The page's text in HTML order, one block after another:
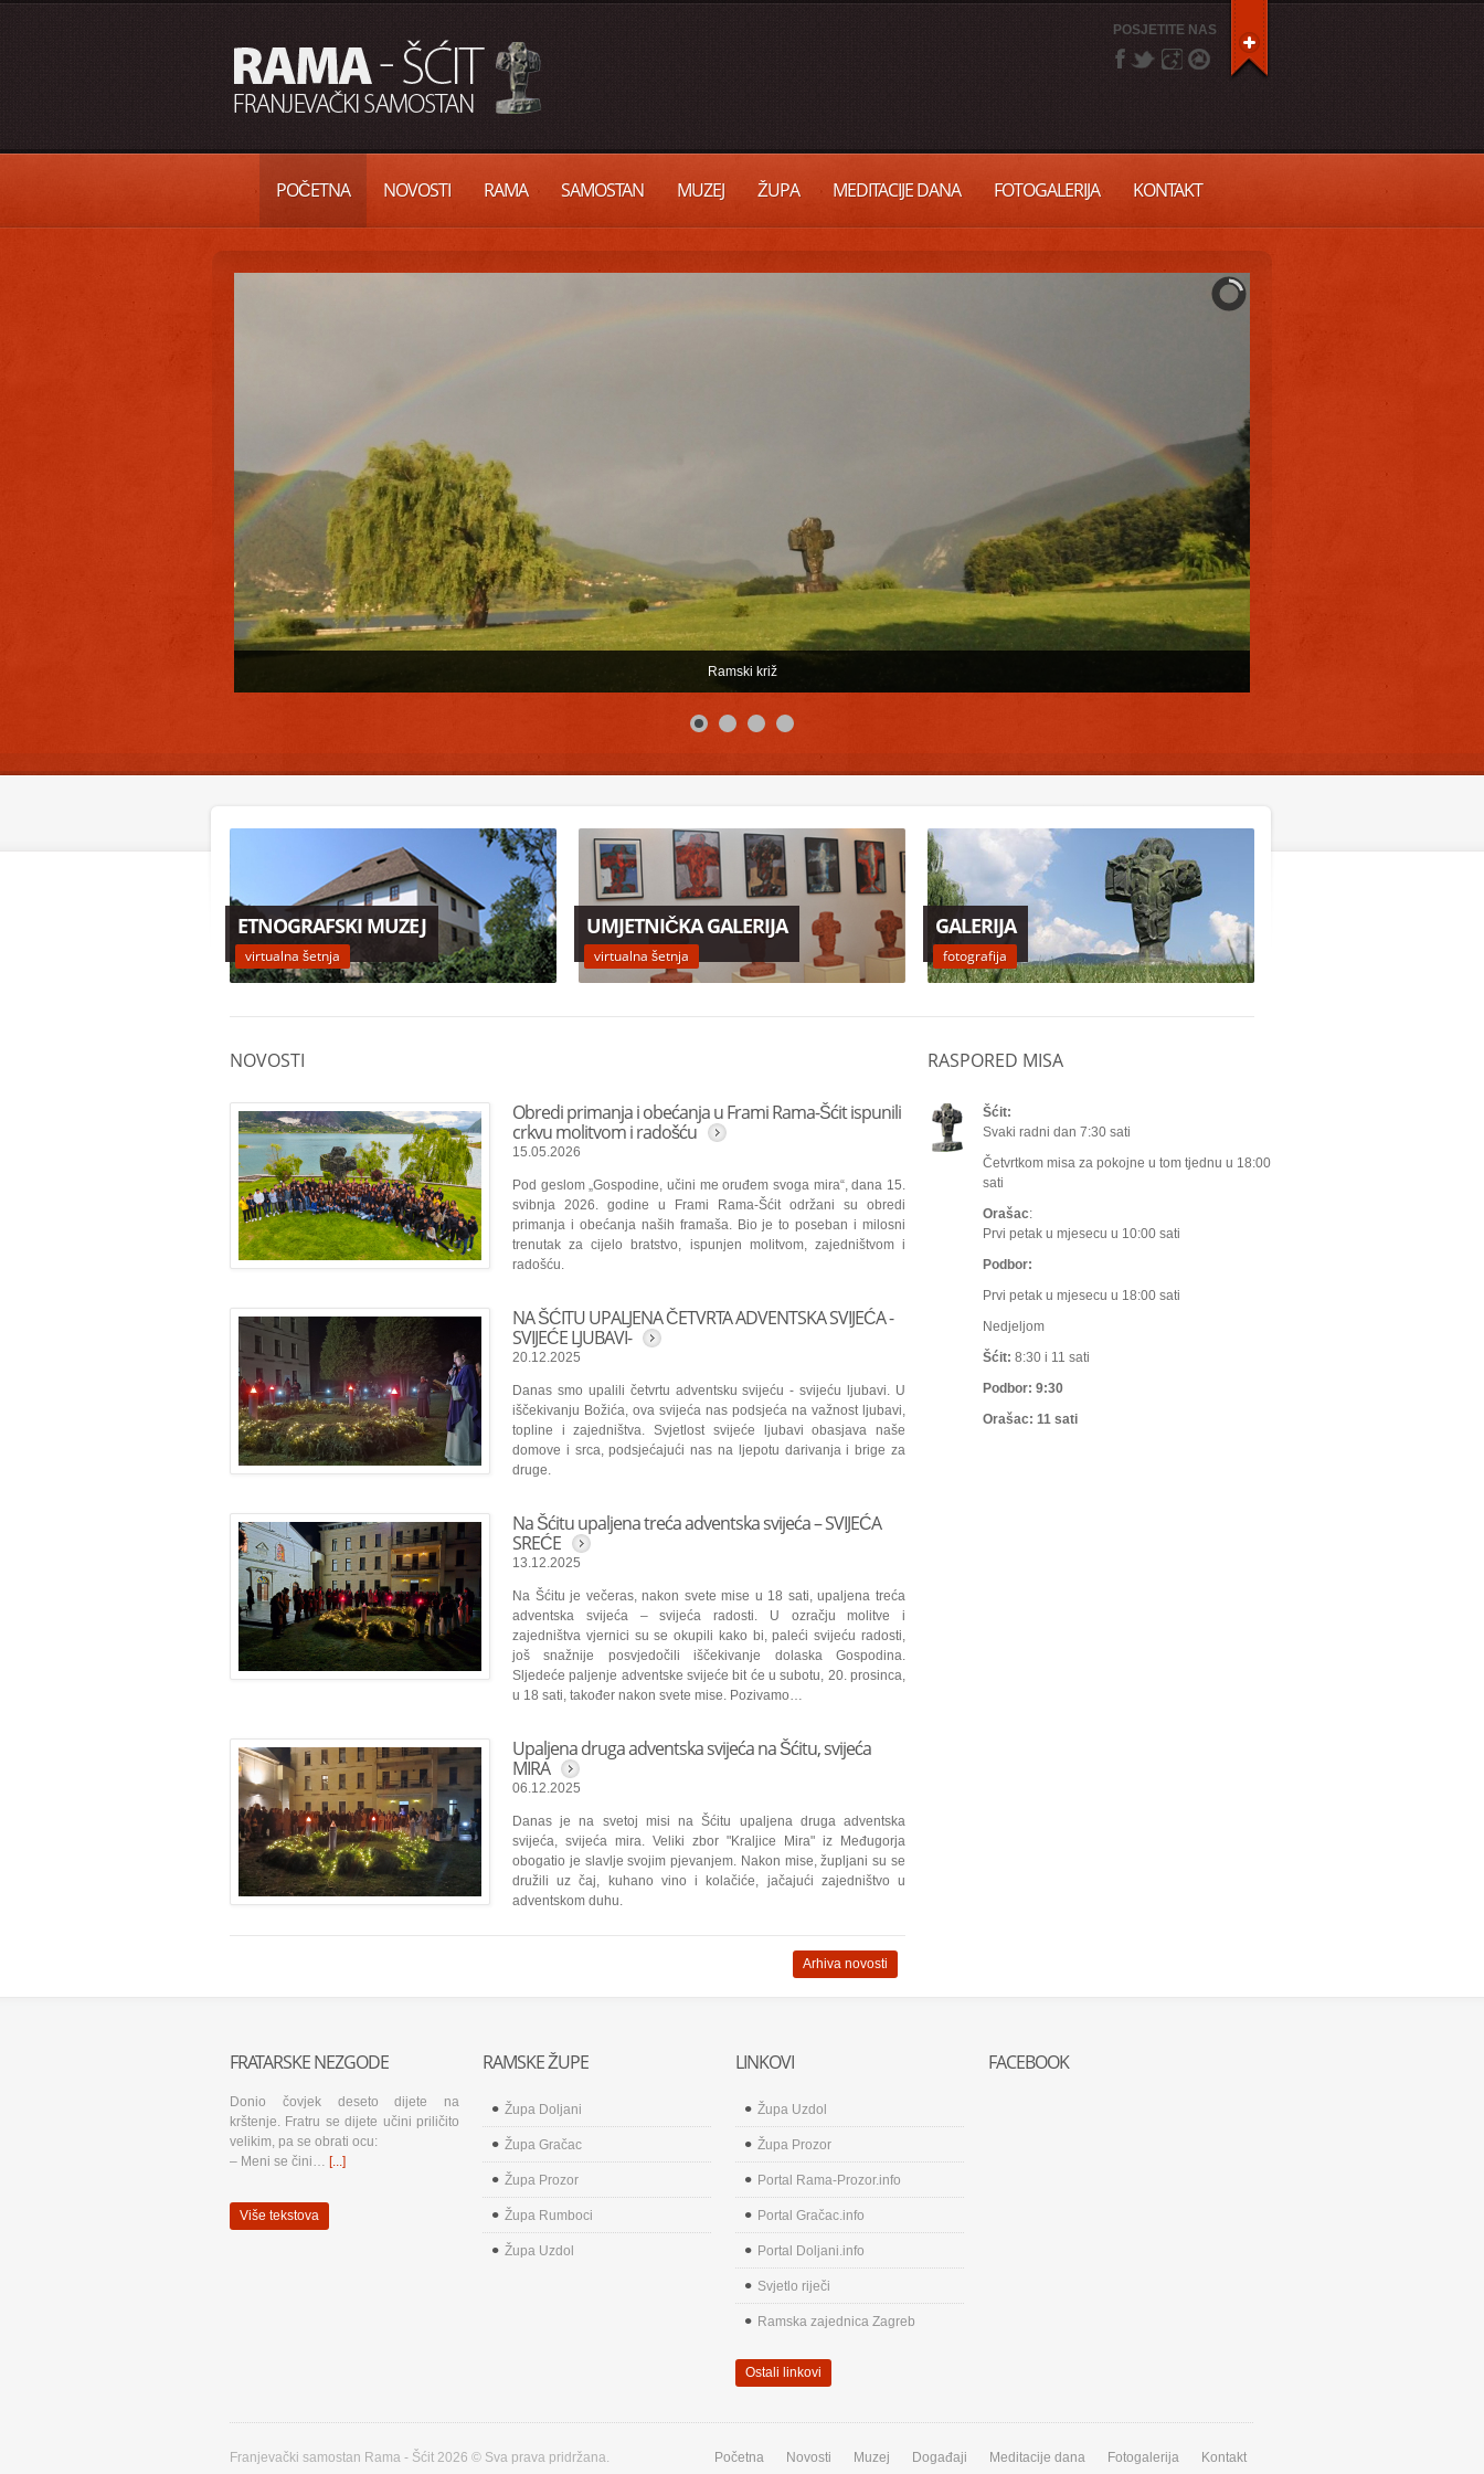
POSJETITE NAS
POČETNA NOVOSTI RAMA SAMOSTAN MUZEJ ŽUPA MEDITACIJE DANA FOTOGALERIJA KONTAKT
Ramski križ
ETNOGRAFSKI MUZEJ
virtualna šetnja
UMJETNIČKA GALERIJA
virtualna šetnja
GALERIJA
fotografija
NOVOSTI
Obredi primanja i obećanja u Frami Rama-Šćit ispunili
crkvu molitvom i radošću
15.05.2026
Pod geslom „Gospodine, učini me oruđem svoga mira“, dana 15.
svibnja 2026. godine u Frami Rama-Šćit održani su obredi
primanja i obećanja naših framaša. Bio je to poseban i milosni
trenutak za cijelo bratstvo, ispunjen molitvom, zajedništvom i
radošću.
NA ŠĆITU UPALJENA ČETVRTA ADVENTSKA SVIJEĆA -
SVIJEĆE LJUBAVI-
20.12.2025
Danas smo upalili četvrtu adventsku svijeću - svijeću ljubavi. U
iščekivanju Božića, ova svijeća nas podsjeća na važnost ljubavi,
topline i zajedništva. Svjetlost svijeće ljubavi obasjava naše
domove i srca, podsjećajući nas na ljepotu darivanja i brige za
druge.
Na Šćitu upaljena treća adventska svijeća – SVIJEĆA
SREĆE
13.12.2025
Na Šćitu je večeras, nakon svete mise u 18 sati, upaljena treća
adventska svijeća – svijeća radosti. U ozračju molitve i
zajedništva vjernici su se okupili kako bi, paleći svijeću radosti,
još snažnije posvjedočili iščekivanje dolaska Gospodina.
Sljedeće paljenje adventske svijeće bit će u subotu, 20. prosinca,
u 18 sati, također nakon svete mise. Pozivamo…
Upaljena druga adventska svijeća na Šćitu, svijeća
MIRA
06.12.2025
Danas je na svetoj misi na Šćitu upaljena druga adventska
svijeća, svijeća mira. Veliki zbor "Kraljice Mira" iz Međugorja
obogatio je slavlje svojim pjevanjem. Nakon mise, župljani su se
družili uz čaj, kuhano vino i kolačiće, jačajući zajedništvo u
adventskom duhu.
Arhiva novosti
RASPORED MISA
Šćit:
Svaki radni dan 7:30 sati
Četvrtkom misa za pokojne u tom tjednu u 18:00
sati
Orašac:
Prvi petak u mjesecu u 10:00 sati
Podbor:
Prvi petak u mjesecu u 18:00 sati
Nedjeljom
Šćit: 8:30 i 11 sati
Podbor: 9:30
Orašac: 11 sati
FRATARSKE NEZGODE
Donio čovjek deseto dijete na
krštenje. Fratru se dijete učini priličito
velikim, pa se obrati ocu:
– Meni se čini… [...]
Više tekstova
RAMSKE ŽUPE
Župa Doljani
Župa Gračac
Župa Prozor
Župa Rumboci
Župa Uzdol
LINKOVI
Župa Uzdol
Župa Prozor
Portal Rama-Prozor.info
Portal Gračac.info
Portal Doljani.info
Svjetlo riječi
Ramska zajednica Zagreb
Ostali linkovi
FACEBOOK
Franjevački samostan Rama - Šćit 2026 © Sva prava pridržana. Početna Novosti Muzej Događaji Meditacije dana Fotogalerija Kontakt